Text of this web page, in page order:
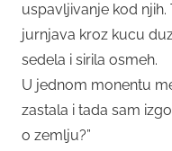
uspavljivanje kod
jurnjava kroz kucu
sedela i sirila osmeh.
U jednom monentu
zastala i tada sam
o zemlju?”